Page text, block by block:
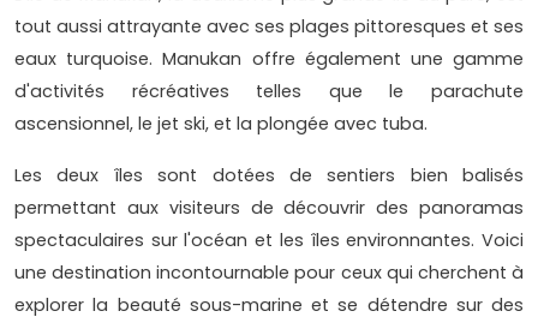
tout aussi attrayante avec ses plages pittoresques et ses
eaux turquoise. Manukan offre également une gamme
d'activités récréatives telles que le parachute
ascensionnel, le jet ski, et la plongée avec tuba.
Les deux îles sont dotées de sentiers bien balisés
permettant aux visiteurs de découvrir des panoramas
spectaculaires sur l'océan et les îles environnantes. Voici
une destination incontournable pour ceux qui cherchent à
explorer la beauté sous-marine et se détendre sur des